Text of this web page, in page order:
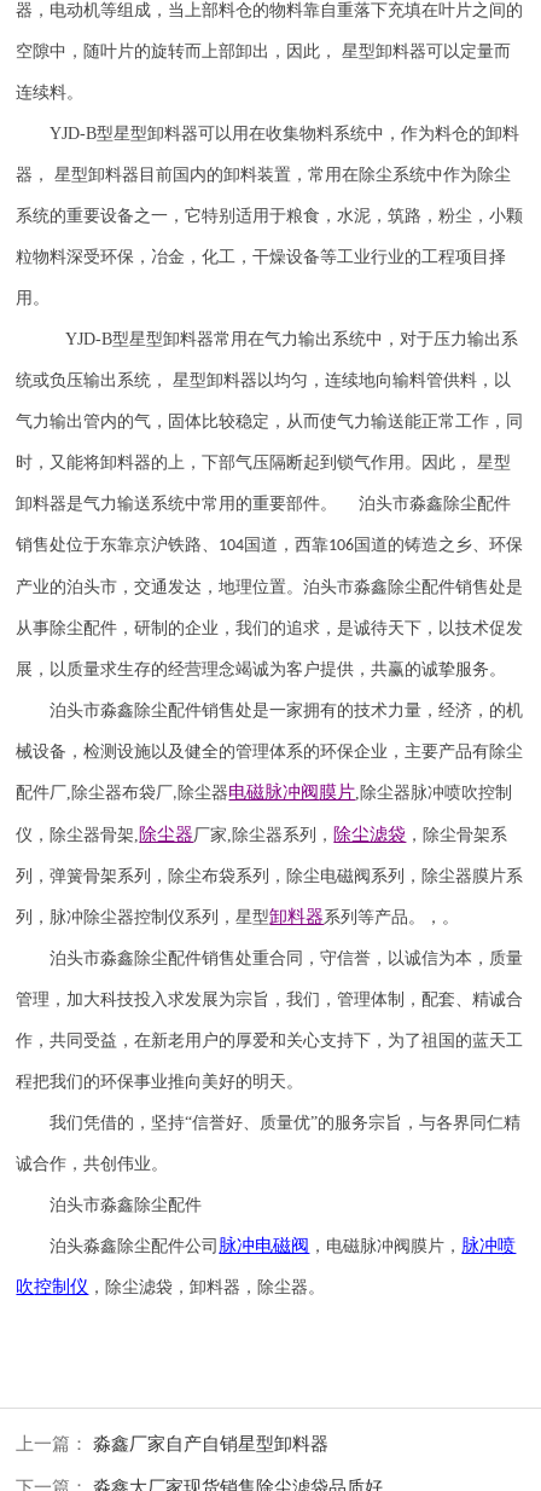
器，电动机等组成，当上部料仓的物料靠自重落下充填在叶片之间的
空隙中，随叶片的旋转而上部卸出，因此， 星型卸料器可以定量而
连续料。
YJD-B型星型卸料器可以用在收集物料系统中，作为料仓的卸料
器， 星型卸料器目前国内的卸料装置，常用在除尘系统中作为除尘
系统的重要设备之一，它特别适用于粮食，水泥，筑路，粉尘，小颗
粒物料深受环保，冶金，化工，干燥设备等工业行业的工程项目择
用。
YJD-B型星型卸料器常用在气力输出系统中，对于压力输出系
统或负压输出系统， 星型卸料器以均匀，连续地向输料管供料，以
气力输出管内的气，固体比较稳定，从而使气力输送能正常工作，同
时，又能将卸料器的上，下部气压隔断起到锁气作用。因此， 星型
卸料器是气力输送系统中常用的重要部件。 泊头市淼鑫除尘配件
销售处位于东靠京沪铁路、 104 国道，西靠106 国道的铸造之乡、环保
产业的泊头市，交通发达，地理位置。泊头市淼鑫除尘配件销售处是
从事除尘配件，研制的企业，我们的追求，是诚待天下，以技术促发
展，以质量求生存的经营理念竭诚为客户提供，共赢的诚挚服务。
泊头市淼鑫除尘配件销售处是一家拥有的技术力量，经济，的机
械设备，检测设施以及健全的管理体系的环保企业，主要产品有除尘
配件厂, 除尘器布袋厂, 除尘器电磁脉冲阀膜片, 除尘器脉冲喷吹控制
仪 ， 除尘器骨架,除尘器厂家, 除尘器系列， 除尘滤袋 ，除尘骨架系
列，弹簧骨架系列，除尘布袋系列，除尘电磁阀系列，除尘器膜片系
列，脉冲除尘器控制仪系列，星型卸料器系列等产品。，。
泊头市淼鑫除尘配件销售处重合同，守信誉，以诚信为本，质量
管理，加大科技投入求发展为宗旨，我们，管理体制，配套、精诚合
作，共同受益，在新老用户的厚爱和关心支持下，为了祖国的蓝天工
程把我们的环保事业推向美好的明天。
我们凭借的，坚持“信誉好、质量优”的服务宗旨，与各界同仁精
诚合作，共创伟业。
泊头市淼鑫除尘配件
泊头淼鑫除尘配件公司 脉冲电磁阀 ，电磁脉冲阀膜片， 脉冲喷
吹控制仪 ，除尘滤袋，卸料器，除尘器。
上一篇： 淼鑫厂家自产自销星型卸料器